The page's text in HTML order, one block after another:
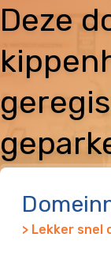
Deze
> Lekker snel